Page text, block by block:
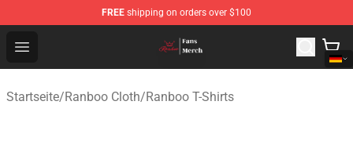
FREE shipping on orders over $100
Open menu
Ranboo Shop - Official Ranboo Merchandise Store
Startseite/Ranboo Cloth/Ranboo T-Shirts